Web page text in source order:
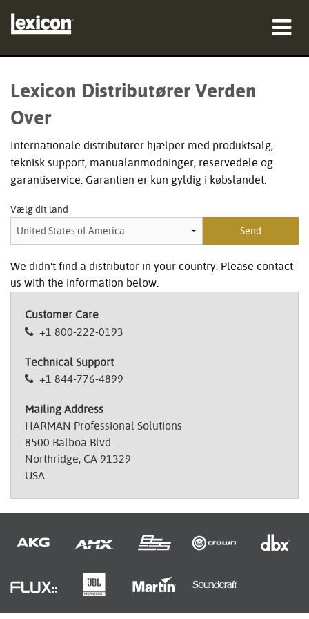
Case studies
support
Lexicon Distributører Verden
Over
Internationale distributører hjælper med produktsalg,
teknisk support, manualanmodninger, reservedele og
garantiservice. Garantien er kun gyldig i købslandet.
Vælg dit land
We didn't find a distributor in your country. Please contact
us with the information below.
Customer Care
+1 800-222-0193
Technical Support
+1 844-776-4899
Mailing Address
HARMAN Professional Solutions
8500 Balboa Blvd.
Northridge, CA 91329
USA